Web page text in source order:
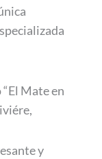
Mate en
y